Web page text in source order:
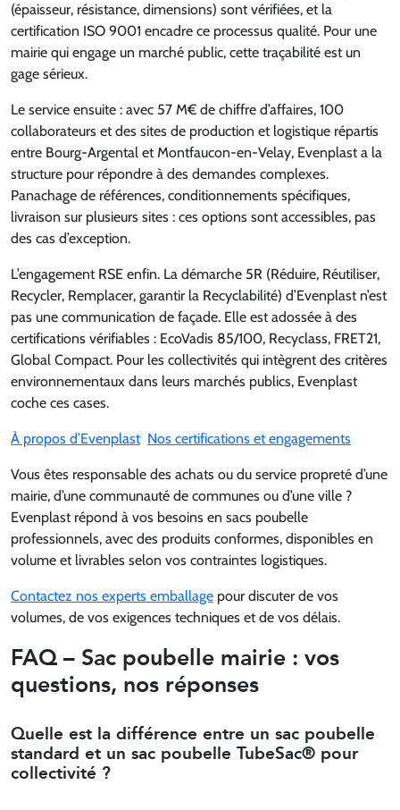
(épaisseur, résistance, dimensions) sont vérifiées, et la
certification ISO 9001 encadre ce processus qualité. Pour une
mairie qui engage un marché public, cette traçabilité est un
gage sérieux.
Le service ensuite : avec 57 M€ de chiffre d’affaires, 100
collaborateurs et des sites de production et logistique répartis
entre Bourg-Argental et Montfaucon-en-Velay, Evenplast a la
structure pour répondre à des demandes complexes.
Panachage de références, conditionnements spécifiques,
livraison sur plusieurs sites : ces options sont accessibles, pas
des cas d’exception.
L’engagement RSE enfin. La démarche 5R (Réduire, Réutiliser,
Recycler, Remplacer, garantir la Recyclabilité) d’Evenplast n’est
pas une communication de façade. Elle est adossée à des
certifications vérifiables : EcoVadis 85/100, Recyclass, FRET21,
Global Compact. Pour les collectivités qui intègrent des critères
environnementaux dans leurs marchés publics, Evenplast
coche ces cases.
À propos d’Evenplast Nos certifications et engagements
Vous êtes responsable des achats ou du service propreté d’une
mairie, d’une communauté de communes ou d’une ville ?
Evenplast répond à vos besoins en sacs poubelle
professionnels, avec des produits conformes, disponibles en
volume et livrables selon vos contraintes logistiques.
Contactez nos experts emballage pour discuter de vos
volumes, de vos exigences techniques et de vos délais.
FAQ – Sac poubelle mairie : vos
questions, nos réponses
Quelle est la différence entre un sac poubelle
standard et un sac poubelle TubeSac® pour
collectivité ?